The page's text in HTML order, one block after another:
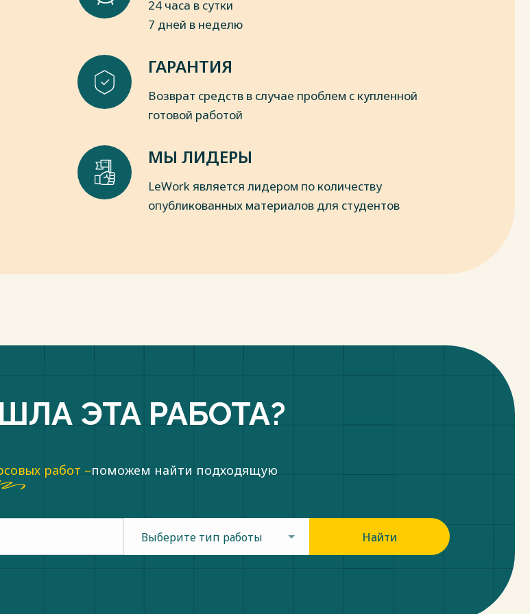
24 часа в сутки
7 дней в неделю
ГАРАНТИЯ
Возврат средств в случае проблем с купленной
готовой работой
МЫ ЛИДЕРЫ
LeWork является лидером по количеству
опубликованных материалов для студентов
ЭТА РАБОТА?
работ –поможем найти подходящую
Выберите тип работы Найти